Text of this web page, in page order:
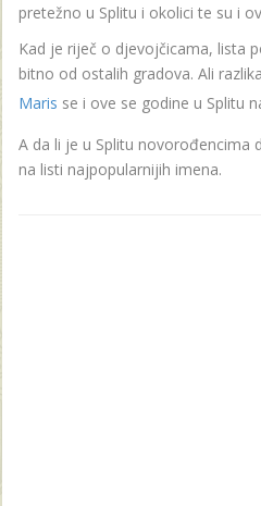
pretežno u Splitu i okolici te su i
Kad je riječ o djevojčicama, lista
bitno od ostalih gradova. Ali
Maris se i ove se godine u Splitu
A da li je u Splitu novorođencima
na listi najpopularnijih imena.